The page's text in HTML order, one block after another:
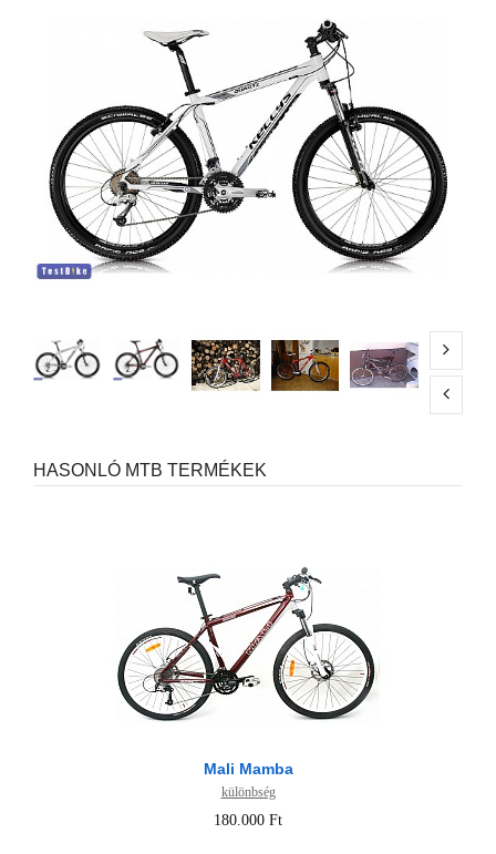
HASONLÓ MTB TERMÉKEK
Mali Mamba
különbség
180.000 Ft